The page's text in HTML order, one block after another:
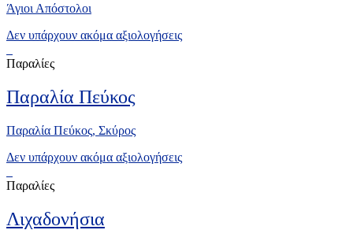
Άγιοι Απόστολοι
Δεν υπάρχουν ακόμα αξιολογήσεις
Παραλίες
Παραλία Πεύκος
Παραλία Πεύκος, Σκύρος
Δεν υπάρχουν ακόμα αξιολογήσεις
Παραλίες
Λιχαδονήσια